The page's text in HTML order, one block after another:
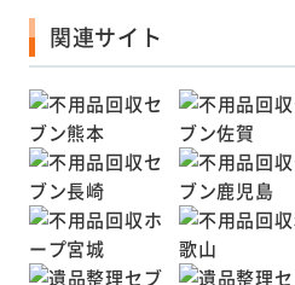
関連サイト